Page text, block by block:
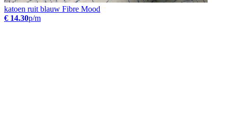
katoen ruit blauw Fibre Mood
€ 14.30p/m